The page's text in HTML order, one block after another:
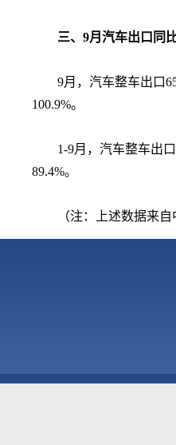
三、9月汽车出口同
9月，汽车整车出口
100.9%。
1-9月，汽车整车出
89.4%。
（注：上述数据来